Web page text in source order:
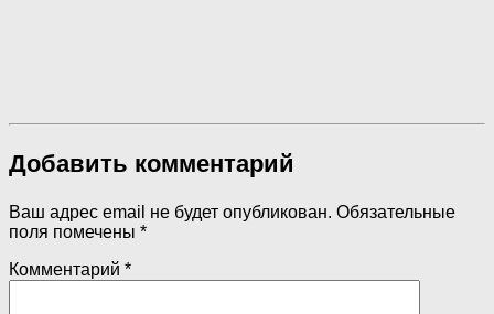
Добавить комментарий
Ваш адрес email не будет опубликован. Обязательные
поля помечены *
Комментарий *